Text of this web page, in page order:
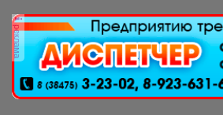
реклама